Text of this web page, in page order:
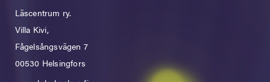
Läscentrum ry.
Villa Kivi,
Fågelsångsvägen 7
00530 Helsingfors